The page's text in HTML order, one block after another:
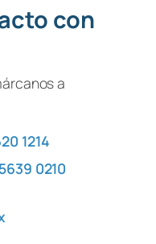
con
a
1214
0210